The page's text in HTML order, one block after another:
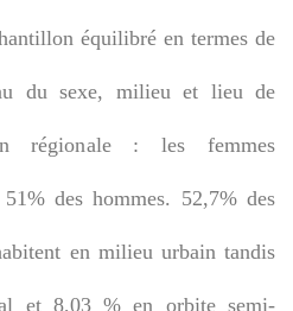
équilibré en termes de
du sexe, milieu et lieu de
régionale : les femmes
des hommes. 52,7% des
en milieu urbain tandis
et 8,03 % en orbite semi-